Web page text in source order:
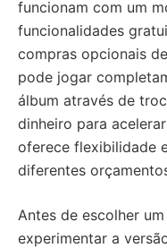
funcionam com um
funcionalidades
compras opcionais
pode jogar
álbum através de
dinheiro para
oferece flexibilidade
diferentes
Antes de escolher
experimentar a